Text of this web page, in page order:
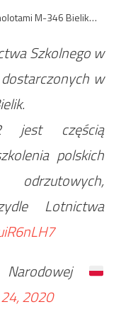
M-346 Bielik…
Szkolnego w
w
jest częścią
polskich
Lotnictwa
2020